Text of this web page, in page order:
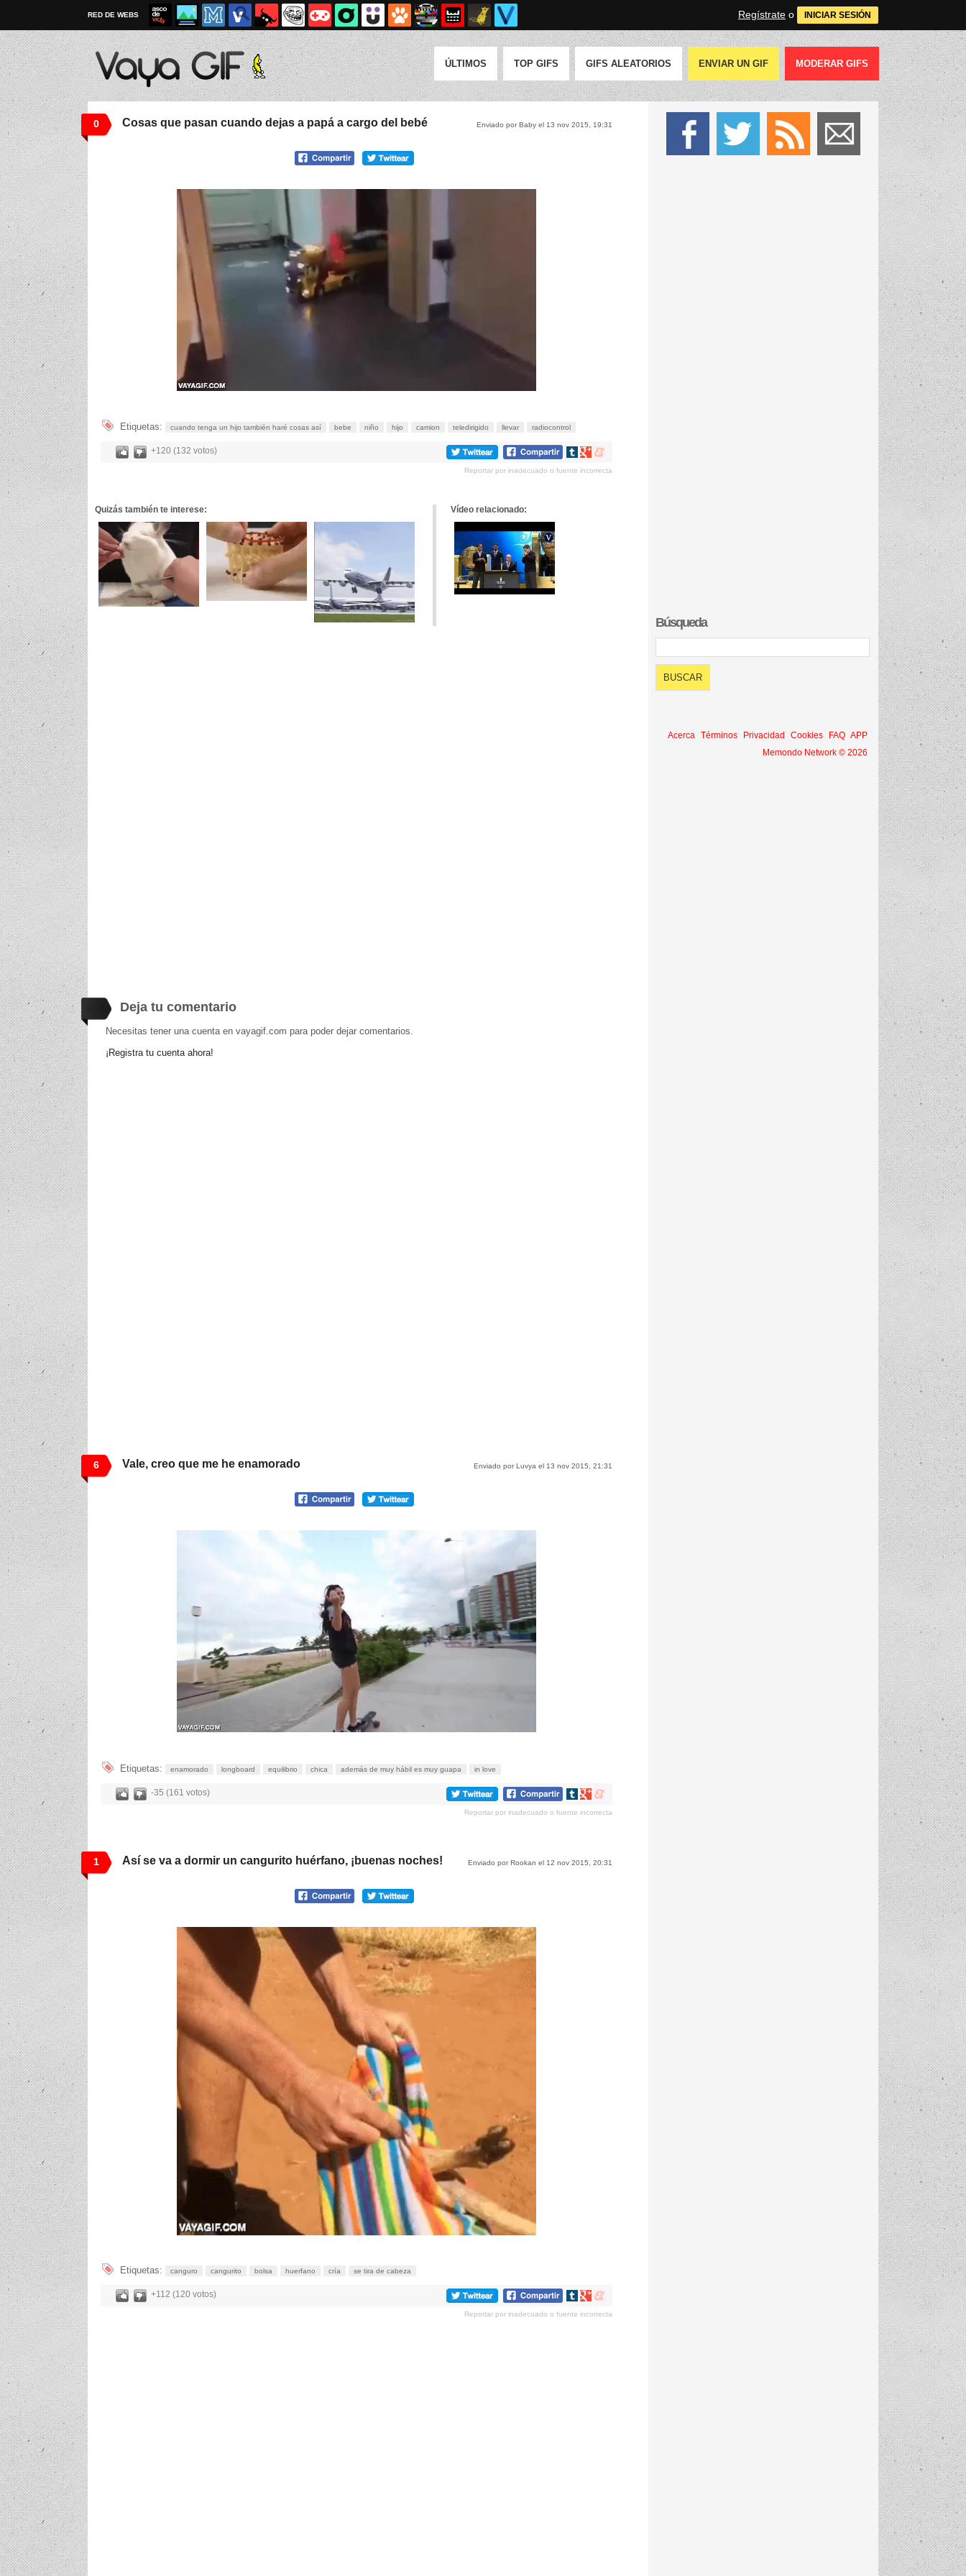
RED DE WEBS Regístrate o INICIAR SESIÓN
ÚLTIMOS TOP GIFS GIFS ALEATORIOS ENVIAR UN GIF MODERAR GIFS
0 Enviado por Baby el 13 nov 2015, 19:31
Cosas que pasan cuando dejas a papá a cargo del bebé
Etiquetas: cuando tenga un hijo también haré cosas así bebe niño hijo camion teledirigido llevar radiocontrol
+120 (132 votos)
Compartir
tumblr
Compartir
Google+
Compartir
meneame
Reportar por inadecuado o fuente incorrecta
Quizás también te interese: Vídeo relacionado:
Deja tu comentario
Necesitas tener una cuenta en vayagif.com para poder dejar comentarios.
¡Registra tu cuenta ahora!
6 Enviado por Luvya el 13 nov 2015, 21:31
Vale, creo que me he enamorado
Etiquetas: enamorado longboard equilibrio chica además de muy hábil es muy guapa in love
-35 (161 votos)
Compartir
tumblr
Compartir
Google+
Compartir
meneame
Reportar por inadecuado o fuente incorrecta
1 Enviado por Rookan el 12 nov 2015, 20:31
Así se va a dormir un cangurito huérfano, ¡buenas noches!
Etiquetas: canguro cangurito bolsa huerfano cría se tira de cabeza
+112 (120 votos)
Compartir
tumblr
Compartir
Google+
Compartir
meneame
Reportar por inadecuado o fuente incorrecta
Búsqueda
Acerca Términos Privacidad Cookies FAQ APP
Memondo Network © 2026